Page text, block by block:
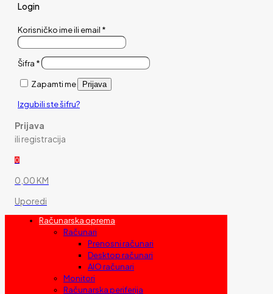
Login
Korisničko ime ili email *
Šifra *
Zapamti me Prijava
Izgubili ste šifru?
Prijava
ili registracija
0
0,00 KM
Uporedi
Računarska oprema
Računari
Prenosni računari
Desktop računari
AIO računari
Monitori
Računarska periferija